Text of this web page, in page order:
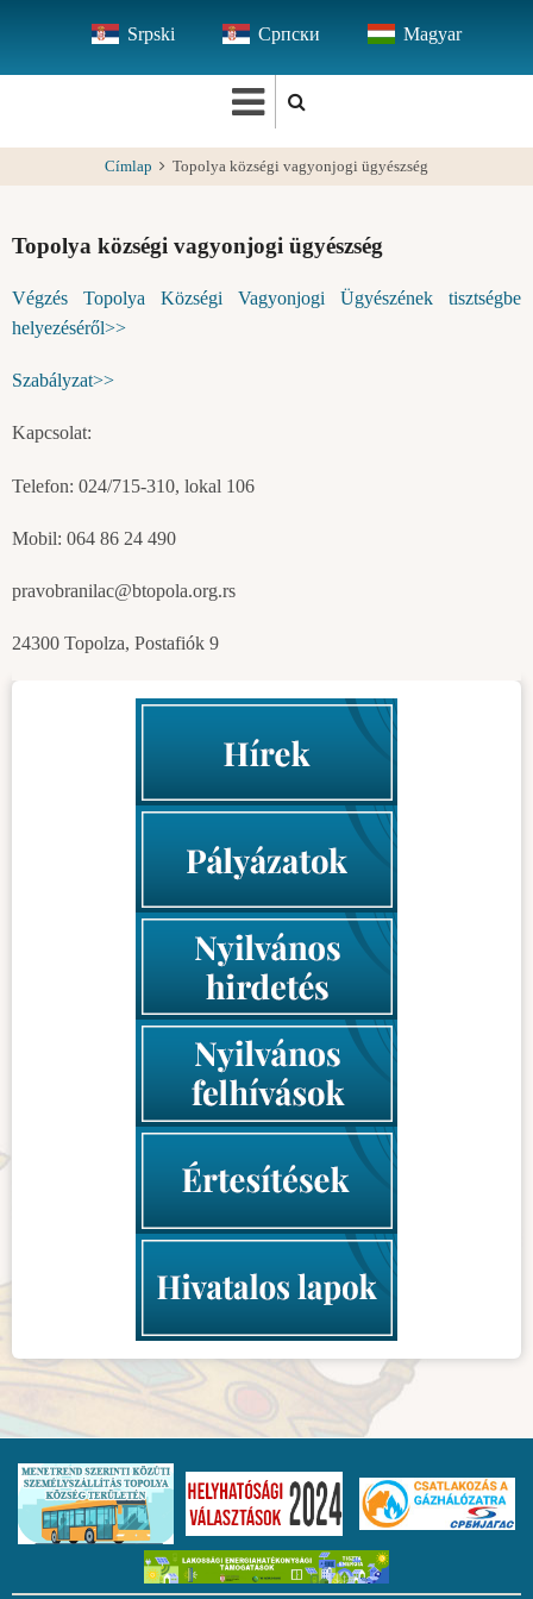
tartalomra
Srpski Српски Magyar
Címlap Topolya községi vagyonjogi ügyészség
Topolya községi vagyonjogi ügyészség
Végzés Topolya Községi Vagyonjogi Ügyészének tisztségbe
helyezéséről>>
Szabályzat>>
Kapcsolat:
Telefon: 024/715-310, lokal 106
Mobil: 064 86 24 490
pravobranilac@btopola.org.rs
24300 Topolza, Postafiók 9